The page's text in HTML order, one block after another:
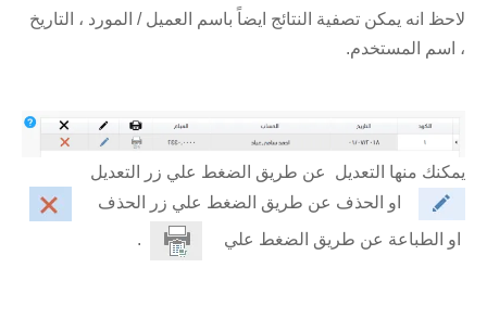
لاحظ انه يمكن تصفية النتائج ايضاً باسم العميل / المورد ، التاريخ
، اسم المستخدم.
يمكنك منها التعديل عن طريق الضغط علي زر التعديل
او الحذف عن طريق الضغط علي زر الحذف
او الطباعة عن طريق الضغط علي
.